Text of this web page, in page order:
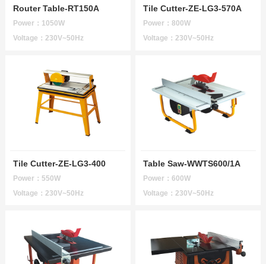
Router Table-RT150A
Power：1050W
Voltage：230V~50Hz
Tile Cutter-ZE-LG3-570A
Power：800W
Voltage：230V~50Hz
Tile Cutter-ZE-LG3-400
Power：550W
Voltage：230V~50Hz
Table Saw-WWTS600/1A
Power：600W
Voltage：230V~50Hz